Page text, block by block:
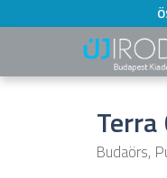
Terra
Budaörs,